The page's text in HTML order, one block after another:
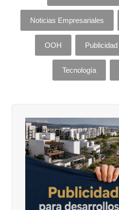
Noticias Empresariales
OOH Publicidad
Tecnología